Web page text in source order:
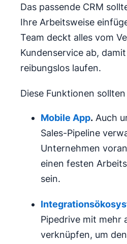
Das passende CRM
Ihre Arbeitsweise
Team deckt alles vom
Kundenservice ab,
reibungslos laufen.
Diese Funktionen
Mobile App. Auch
Sales-Pipeline
Unternehmen
einen festen
sein.
Integrations
Pipedrive mit mehr
verknüpfen, um